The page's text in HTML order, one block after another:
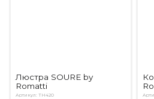
Люстра SOURE by
Romatti
Артикул: TH420